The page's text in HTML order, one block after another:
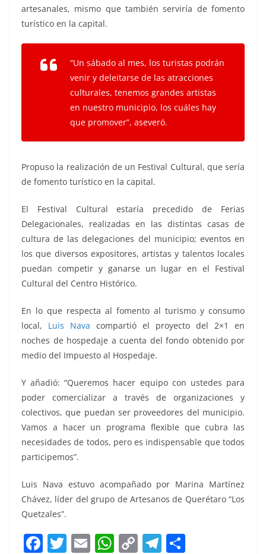
artesanales, mismo que también serviría de fomento
turístico en la capital.
“Un sábado al mes, los turistas podrán
venir y deleitarse de las atracciones
culturales, tenemos grandes artistas
en nuestro municipio, los cuáles hay
que promover”, aseveró.
Propuso la realización de un Festival Cultural, que sería
de fomento turístico en la capital.
El Festival Cultural estaría precedido de Ferias
Delegacionales, realizadas en las distintas casas de
cultura de las delegaciones del municipio; eventos en
los que diversos expositores, artistas y talentos locales
puedan competir y ganarse un lugar en el Festival
Cultural del Centro Histórico.
En lo que respecta al fomento al turismo y consumo
local, Luis Nava compartió el proyecto del 2×1 en
noches de hospedaje a cuenta del fondo obtenido por
medio del Impuesto al Hospedaje.
Y añadió: “Queremos hacer equipo con ustedes para
poder comercializar a través de organizaciones y
colectivos, que puedan ser proveedores del municipio.
Vamos a hacer un programa flexible que cubra las
necesidades de todos, pero es indispensable que todos
participemos”.
Luis Nava estuvo acompañado por Marina Martínez
Chávez, líder del grupo de Artesanos de Querétaro “Los
Quetzales”.
F T E W C T